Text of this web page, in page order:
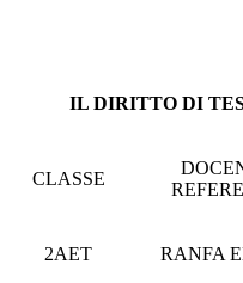
IL DIRITTO DI
CLASSE
2AET RANFA